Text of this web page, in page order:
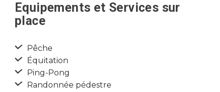
Equipements et Services sur
place
Pêche
Équitation
Ping-Pong
Randonnée pédestre